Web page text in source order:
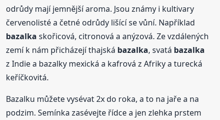
odrůdy mají jemnější aroma. Jsou známy i kultivary
červenolisté a četné odrůdy lišící se vůní. Například
bazalka skořicová, citronová a anýzová. Ze vzdálených
zemí k nám přicházejí thajská bazalka, svatá bazalka
z Indie a bazalky mexická a kafrová z Afriky a turecká
keříčkovitá.
Bazalku můžete vysévat 2x do roka, a to na jaře a na
podzim. Semínka zasévejte řídce a jen zlehka prstem